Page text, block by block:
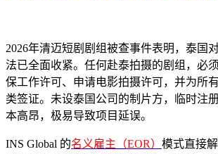
2026年清迈短剧剧组被查事件表明，泰国
法已全面收紧。任何赴泰拍摄的剧组，必
保工作许可、申请电影拍摄许可，并为所
类签证。未设泰国公司的制片方，临时注
本高昂，极易导致项目延误。
INS Global 的名义雇主（EOR） 模式直接